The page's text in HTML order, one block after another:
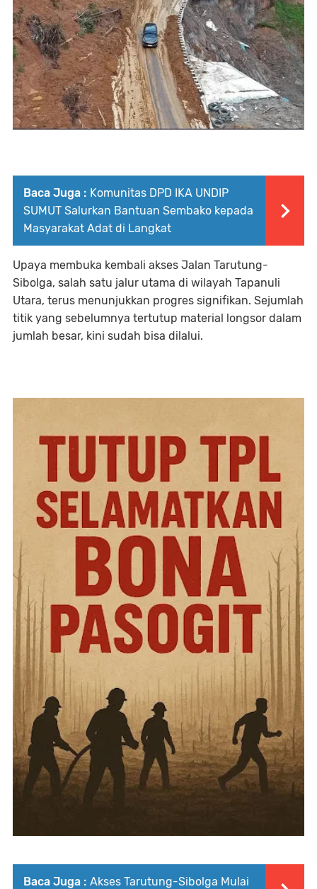
Baca Juga : Komunitas DPD IKA UNDIP
SUMUT Salurkan Bantuan Sembako kepada
Masyarakat Adat di Langkat
Upaya membuka kembali akses Jalan Tarutung-
Sibolga, salah satu jalur utama di wilayah Tapanuli
Utara, terus menunjukkan progres signifikan. Sejumlah
titik yang sebelumnya tertutup material longsor dalam
jumlah besar, kini sudah bisa dilalui.
Baca Juga : Akses Tarutung-Sibolga Mulai